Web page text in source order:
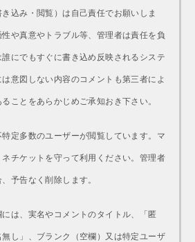
込み・閲覧）は自己責任でお願いしま
や真意やトラブル等、管理者は責任を負
にでもすぐに書き込め反映されるシステ
意図しない内容のコメントも第三者によ
ことをあらかじめご承知おき下さい。
定多数のユーザーが閲覧しています。マ
チケットを守って利用ください。管理者
予告なく削除します。
は、実名やコメントのタイトル、「匿
し」、ブランク（空欄）又は特定ユーザ